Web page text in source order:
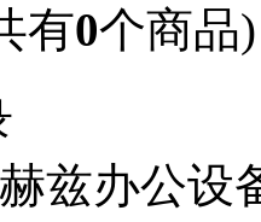
有0个商品)
兹办公设